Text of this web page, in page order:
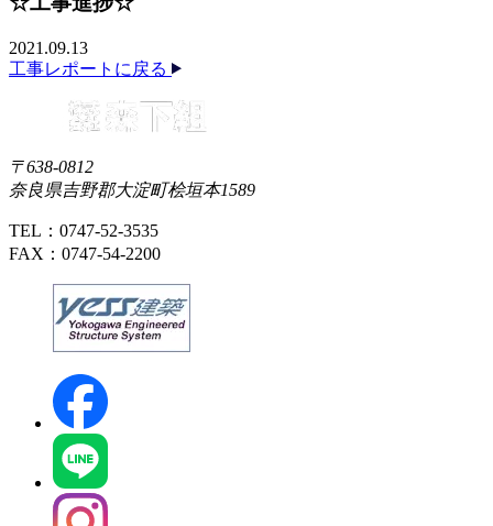
2021.09.13
工事レポートに戻る
〒638-0812
奈良県吉野郡大淀町桧垣本1589
TEL：0747-52-3535
FAX：0747-54-2200